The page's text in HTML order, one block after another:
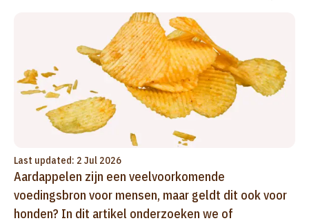
Last updated: 2 Jul 2026
Aardappelen zijn een veelvoorkomende
voedingsbron voor mensen, maar geldt dit ook voor
honden? In dit artikel onderzoeken we of